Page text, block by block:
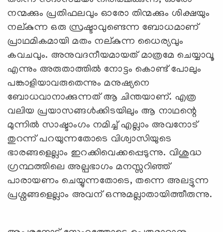
നന്മക്കും പ്രതിഫലവും ഓരോ തിന്മക്കും ശിക്ഷയും
നല്കുന്ന ഒരു സ്രഷ്ടാവുണ്ടെന്ന ബോധമാണ്
പ്രാഥമികമായി മതം നല്കുന്ന ധൈര്യവും
കവചവും. അനുവദനീയമായത് മാത്രമേ ചെയ്യാവൂ
എന്നും അരുതാത്തില്‍ നോട്ടം കൊണ്ട് പോലും
പങ്കാളിയാവരുതെന്നും മനുഷ്യനെ
ബോധവാനാക്കുന്നത് ആ ചിന്തയാണ്. എത്ര
വലിയ പ്രയാസങ്ങള്‍ക്കിടയിലും ആ നാഥന്റെ
മുന്നില്‍ സാഷ്ടാംഗം നമിച്ച് എല്ലാം അവനോട്
തുറന്ന് പറയുന്നതോടെ വിശ്വാസിയുടെ
ഭാരങ്ങളെല്ലാം ഇറക്കിവെക്കപ്പെടുന്നു. വിശുദ്ധ
ഗ്രന്ഥത്തിലെ അല്പഭാഗം മനസ്സറിഞ്ഞ്
പാരായണം ചെയ്യുന്നതോടെ, തന്നെ അലട്ടുന്ന
പ്രശ്നങ്ങളെല്ലാം അവന് ഒന്നുമല്ലാതായിത്തീരുന്നു.